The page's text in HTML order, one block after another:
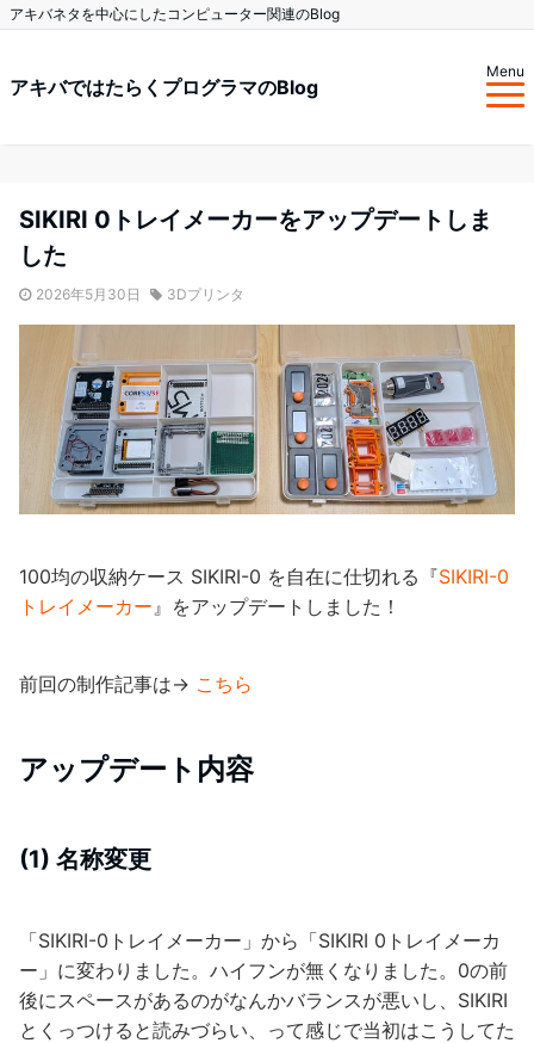
アキバネタを中心にしたコンピューター関連のBlog
アキバではたらくプログラマのBlog
Menu
SIKIRI 0トレイメーカーをアップデートしま
した
2026年5月30日 3Dプリンタ
100均の収納ケース SIKIRI-0 を自在に仕切れる『SIKIRI-0
トレイメーカー 』をアップデートしました！
前回の制作記事は→ こちら
アップデート内容
(1) 名称変更
「SIKIRI-0トレイメーカー」から「SIKIRI 0トレイメーカ
ー」に変わりました。ハイフンが無くなりました。0の前
後にスペースがあるのがなんかバランスが悪いし、SIKIRI
とくっつけると読みづらい、って感じで当初はこうしてた